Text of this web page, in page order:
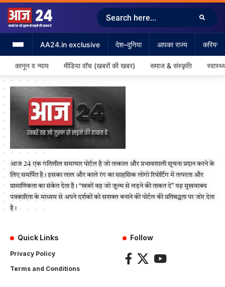
AA24.in exclusive देश–दुनिया आपका राज्य करियर
कानून व न्याय मीडिया वॉच (खबरों की खबर) समाज & संस्कृति
आज 24 एक गतिशील समाचार पोर्टल है जो तत्काल और प्रभावशाली सूचना प्रदान करने के
लिए समर्पित है। इसका लाल और काले रंग का साहसिक लोगो रिपोर्टिंग में तत्परता और
प्रामाणिकता का संकेत देता है। “खबरें वह जो जुल्म से लड़ने की ताकत दे” यह मुखवाक्य
पत्रकारिता के माध्यम से अपने दर्शकों को सशक्त बनाने की पोर्टल की प्रतिबद्धता पर जोर देता
है।
Quick Links
Privacy Policy
Terms and Conditions
Follow